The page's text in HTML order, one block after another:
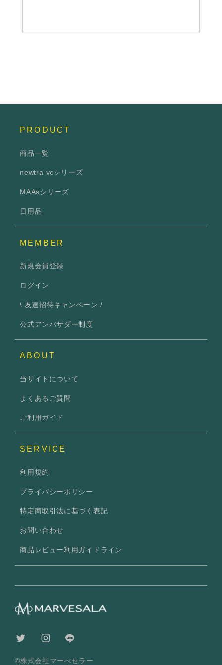
©株式会社マーべセラー
PRODUCT
商品一覧
newtra vcシリーズ
MAAsシリーズ
日用品
MEMBER
新規会員登録
ログイン
\ 友達招待キャンペーン /
公式アンバサダー制度
ABOUT
当サイトについて
よくあるご質問
ご利用ガイド
SERVICE
利用規約
プライバシーポリシー
特定商取引法に基づく表記
お問い合わせ
商品レビュー利用ガイドライン